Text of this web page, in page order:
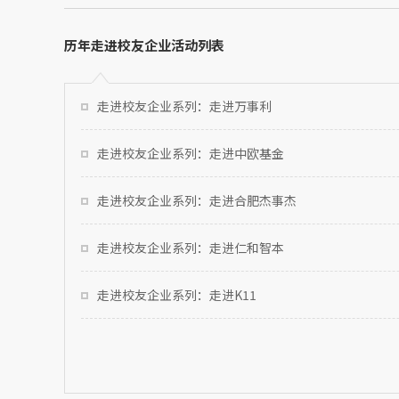
历年走进校友企业活动列表
走进校友企业系列：走进万事利
走进校友企业系列：走进中欧基金
走进校友企业系列：走进合肥杰事杰
走进校友企业系列：走进仁和智本
走进校友企业系列：走进K11